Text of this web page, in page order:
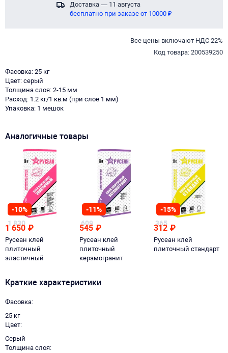
Доставка — 11 августа
бесплатно при заказе от 10000 ₽
Все цены включают НДС 22%
Код товара: 200539250
Фасовка: 25 кг
Цвет: серый
Толщина слоя: 2-15 мм
Расход: 1.2 кг/1 кв.м (при слое 1 мм)
Упаковка: 1 мешок
Аналогичные товары
-10%
1 830
1 650 ₽
Русеан клей
плиточный
эластичный
-11%
609
545 ₽
Русеан клей
плиточный
керамогранит
-15%
365
312 ₽
Русеан клей
плиточный стандарт
Краткие характеристики
Фасовка
25 кг
Цвет
Серый
Толщина слоя